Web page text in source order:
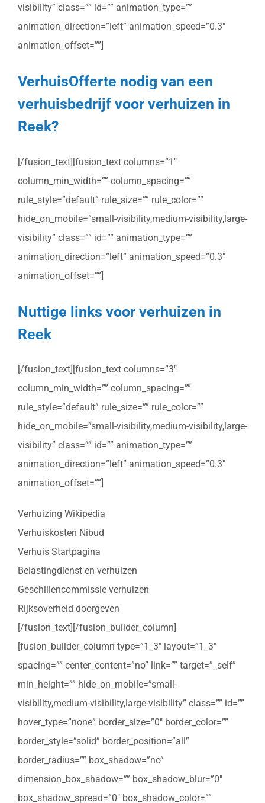
visibility” class=”” id=”” animation_type=””
animation_direction=”left” animation_speed=”0.3″
animation_offset=””]
VerhuisOfferte nodig van een
verhuisbedrijf voor verhuizen in
Reek?
[/fusion_text][fusion_text columns=”1″
column_min_width=”” column_spacing=””
rule_style=”default” rule_size=”” rule_color=””
hide_on_mobile=”small-visibility,medium-visibility,large-
visibility” class=”” id=”” animation_type=””
animation_direction=”left” animation_speed=”0.3″
animation_offset=””]
Nuttige links voor verhuizen in
Reek
[/fusion_text][fusion_text columns=”3″
column_min_width=”” column_spacing=””
rule_style=”default” rule_size=”” rule_color=””
hide_on_mobile=”small-visibility,medium-visibility,large-
visibility” class=”” id=”” animation_type=””
animation_direction=”left” animation_speed=”0.3″
animation_offset=””]
Verhuizing Wikipedia
Verhuiskosten Nibud
Verhuis Startpagina
Belastingdienst en verhuizen
Geschillencommissie verhuizen
Rijksoverheid doorgeven
[/fusion_text][/fusion_builder_column]
[fusion_builder_column type=”1_3″ layout=”1_3″
spacing=”” center_content=”no” link=”” target=”_self”
min_height=”” hide_on_mobile=”small-
visibility,medium-visibility,large-visibility” class=”” id=””
hover_type=”none” border_size=”0″ border_color=””
border_style=”solid” border_position=”all”
border_radius=”” box_shadow=”no”
dimension_box_shadow=”” box_shadow_blur=”0″
box_shadow_spread=”0″ box_shadow_color=””